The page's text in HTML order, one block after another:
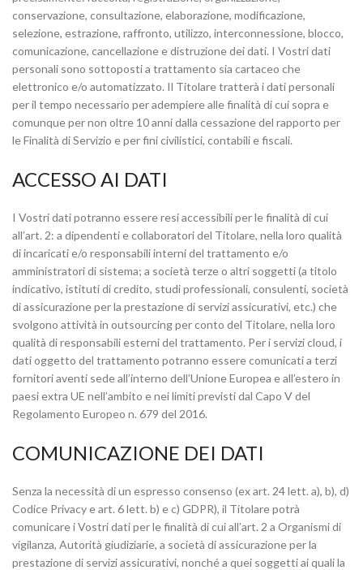
conservazione, consultazione, elaborazione, modificazione,
selezione, estrazione, raffronto, utilizzo, interconnessione, blocco,
comunicazione, cancellazione e distruzione dei dati. I Vostri dati
personali sono sottoposti a trattamento sia cartaceo che
elettronico e/o automatizzato. Il Titolare tratterà i dati personali
per il tempo necessario per adempiere alle finalità di cui sopra e
comunque per non oltre 10 anni dalla cessazione del rapporto per
le Finalità di Servizio e per fini civilistici, contabili e fiscali.
ACCESSO AI DATI
I Vostri dati potranno essere resi accessibili per le finalità di cui
all’art. 2: a dipendenti e collaboratori del Titolare, nella loro qualità
di incaricati e/o responsabili interni del trattamento e/o
amministratori di sistema; a società terze o altri soggetti (a titolo
indicativo, istituti di credito, studi professionali, consulenti, società
di assicurazione per la prestazione di servizi assicurativi, etc.) che
svolgono attività in outsourcing per conto del Titolare, nella loro
qualità di responsabili esterni del trattamento. Per i servizi cloud, i
dati oggetto del trattamento potranno essere comunicati a terzi
fornitori aventi sede all’interno dell’Unione Europea e all’estero in
paesi extra UE nell’ambito e nei limiti previsti dal Capo V del
Regolamento Europeo n. 679 del 2016.
COMUNICAZIONE DEI DATI
Senza la necessità di un espresso consenso (ex art. 24 lett. a), b), d)
Codice Privacy e art. 6 lett. b) e c) GDPR), il Titolare potrà
comunicare i Vostri dati per le finalità di cui all’art. 2 a Organismi di
vigilanza, Autorità giudiziarie, a società di assicurazione per la
prestazione di servizi assicurativi, nonché a quei soggetti ai quali la